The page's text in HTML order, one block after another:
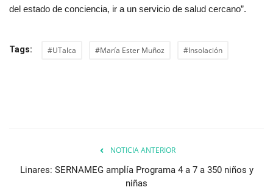
del estado de conciencia, ir a un servicio de salud cercano”.
Tags: #UTalca #María Ester Muñoz #Insolación
NOTICIA ANTERIOR
Linares: SERNAMEG amplía Programa 4 a 7 a 350 niños y
niñas